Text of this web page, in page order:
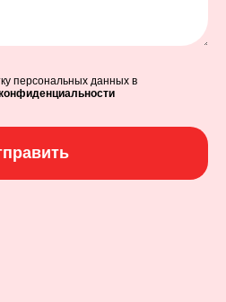
персональных данных в